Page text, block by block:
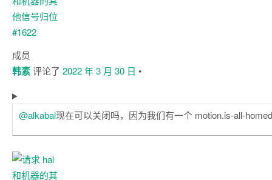
成员
韩素评论了 2022 年 3 月 30 日 •
@alkabal现在可以关闭吗，因为我们有一个 motion.is-all-